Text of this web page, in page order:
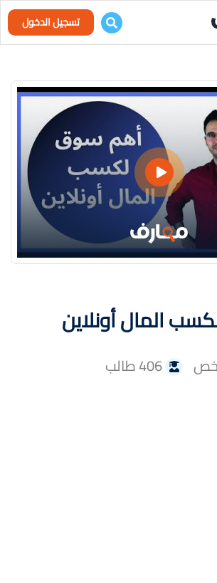
تسجيل الدخول
المال أونلاين
406 طالب